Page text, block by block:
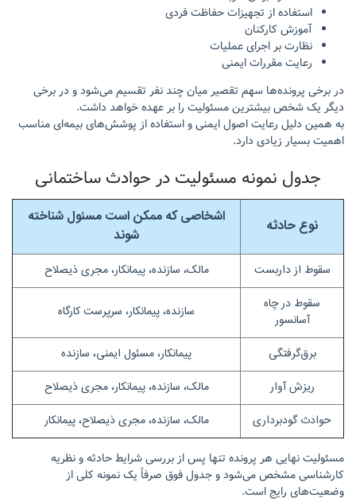
استفاده از تجهیزات حفاظت فردی
آموزش کارکنان
نظارت بر اجرای عملیات
رعایت مقررات ایمنی
در برخی پرونده‌ها سهم تقصیر میان چند نفر تقسیم می‌شود و در برخی
دیگر یک شخص بیشترین مسئولیت را بر عهده خواهد داشت.
به همین دلیل رعایت اصول ایمنی و استفاده از پوشش‌های بیمه‌ای مناسب
اهمیت بسیار زیادی دارد.
جدول نمونه مسئولیت در حوادث ساختمانی
نوع حادثه
اشخاصی که ممکن است مسئول شناخته
شوند
سقوط از داربست
مالک، سازنده، پیمانکار، مجری ذیصلاح
سقوط در چاه
آسانسور
سازنده، پیمانکار، سرپرست کارگاه
برق‌گرفتگی
پیمانکار، مسئول ایمنی، سازنده
ریزش آوار
مالک، سازنده، پیمانکار، مجری ذیصلاح
حوادث گودبرداری
مالک، سازنده، مجری ذیصلاح، پیمانکار
مسئولیت نهایی هر پرونده تنها پس از بررسی شرایط حادثه و نظریه
کارشناسی مشخص می‌شود و جدول فوق صرفاً یک نمونه کلی از
وضعیت‌های رایج است.